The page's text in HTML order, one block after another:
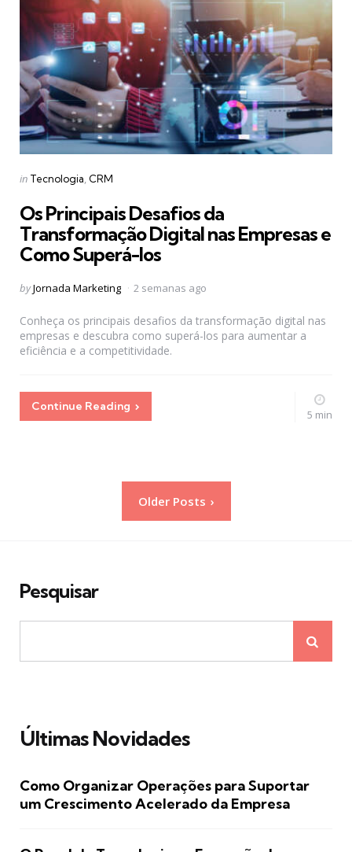
Categories
Posted
in Tecnologia CRM
Os Principais Desafios da
Transformação Digital nas Empresas e
Como Superá-los
Posted
byJornada Marketing 2 semanas ago
Conheça os principais desafios da transformação digital nas
empresas e descubra como superá-los para aumentar a
eficiência e a competitividade.
Continue Reading
5 min
Older Posts
Pesquisar
Últimas Novidades
Como Organizar Operações para Suportar
um Crescimento Acelerado da Empresa